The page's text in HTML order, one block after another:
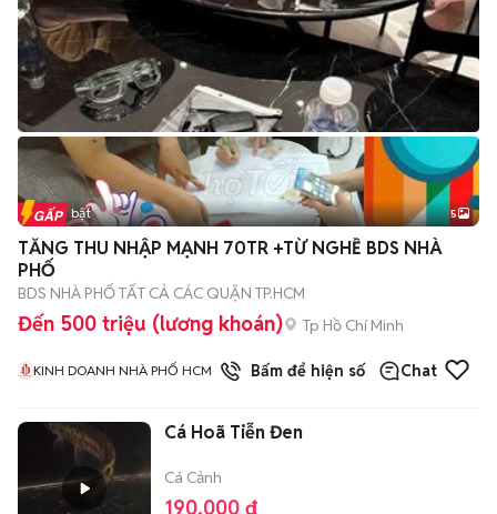
Tin nổi bật 5
TĂNG THU NHẬP MẠNH 70TR +TỪ NGHỀ BDS NHÀ
PHỐ
BDS NHÀ PHỐ TẤT CẢ CÁC QUẬN TP.HCM
Đến 500 triệu (lương khoán) Tp Hồ Chí Minh
KINH DOANH NHÀ PHỐ HCM 1đã bánBấm để hiện số Chat
Cá Hoã Tiễn Đen
Cá Cảnh
190.000 đ